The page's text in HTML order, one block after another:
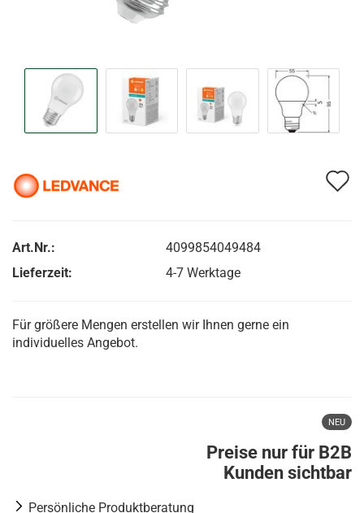
Art.Nr.:
4099854049484
Lieferzeit:
4-7 Werktage
Für größere Mengen erstellen wir Ihnen gerne ein
individuelles Angebot.
NEU
Preise nur für B2B
Kunden sichtbar
Persönliche Produktberatung